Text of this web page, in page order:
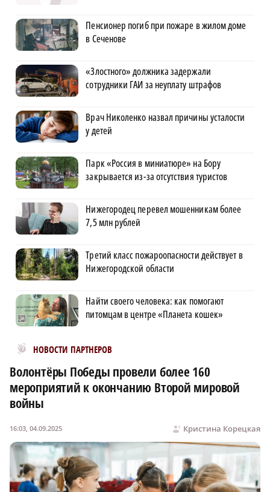
Пенсионер погиб при пожаре в жилом доме
в Сеченове
«Злостного» должника задержали
сотрудники ГАИ за неуплату штрафов
Врач Николенко назвал причины усталости
у детей
Парк «Россия в миниатюре» на Бору
закрывается из-за отсутствия туристов
Нижегородец перевел мошенникам более
7,5 млн рублей
Третий класс пожароопасности действует в
Нижегородской области
Найти своего человека: как помогают
питомцам в центре «Планета кошек»
НОВОСТИ ПАРТНЕРОВ
Новости МирТесен
Волонтёры Победы провели более 160
мероприятий к окончанию Второй мировой
войны
Кристина Корецкая
16:03, 04.09.2025